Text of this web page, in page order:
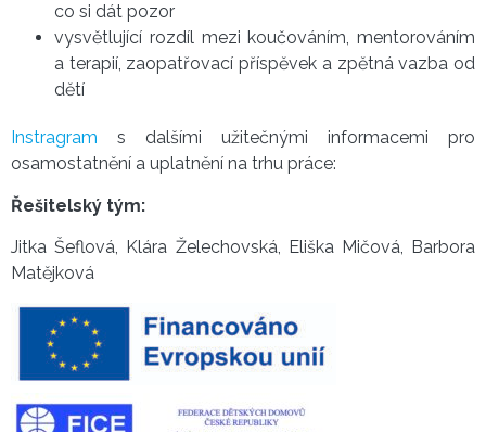
co si dát pozor
vysvětlující rozdíl mezi koučováním, mentorováním
a terapií, zaopatřovací příspěvek a zpětná vazba od
dětí
Instragram s dalšími užitečnými informacemi pro
osamostatnění a uplatnění na trhu práce:
Řešitelský tým:
Jitka Šeflová, Klára Želechovská, Eliška Mičová, Barbora
Matějková